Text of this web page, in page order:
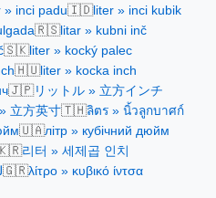
» inci padu🇮🇩liter » inci kubik
🇷🇸litar » kubni inč
🇸🇰liter » kocký palec
🇭🇺liter » kocka inch
🇯🇵リットル » 立方インチ
立方英寸🇹🇭ลิตร » นิ้วลูกบาศก์
🇺🇦літр » кубічний дюйм
리터 » 세제곱 인치
🇬🇷λίτρο » κυβικό ίντσα